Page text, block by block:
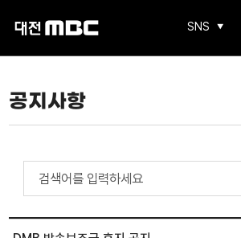
SNS
공지사항